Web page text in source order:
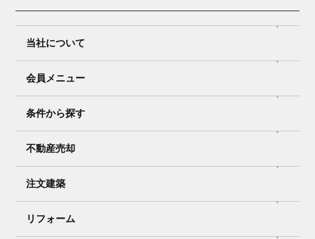
当社について
会員メニュー
条件から探す
不動産売却
注文建築
リフォーム